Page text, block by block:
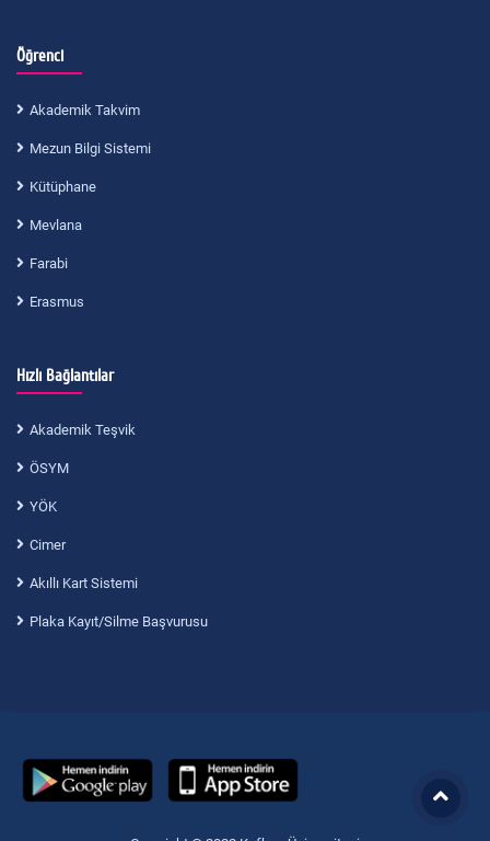
Öğrenci
Akademik Takvim
Mezun Bilgi Sistemi
Kütüphane
Mevlana
Farabi
Erasmus
Hızlı Bağlantılar
Akademik Teşvik
ÖSYM
YÖK
Cimer
Akıllı Kart Sistemi
Plaka Kayıt/Silme Başvurusu